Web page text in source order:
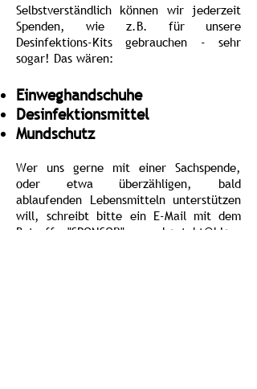
Selbstverständlich können wir jederzeit
Spenden, wie z.B. für unsere
Desinfektions-Kits gebrauchen - sehr
sogar! Das wären:
Einweghandschuhe
Desinfektionsmittel
Mundschutz
Wer uns gerne mit einer Sachspende,
oder etwa überzähligen, bald
ablaufenden Lebensmitteln unterstützen
will, schreibt bitte ein E-Mail mit dem
Betreff "SPONSOR" an kontakt@blog-